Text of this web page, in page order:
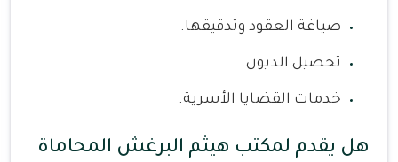
صياغة العقود وتدقيقها.
تحصيل الديون.
خدمات القضايا الأسرية.
هل يقدم لمكتب هيثم البرغش المحاماة